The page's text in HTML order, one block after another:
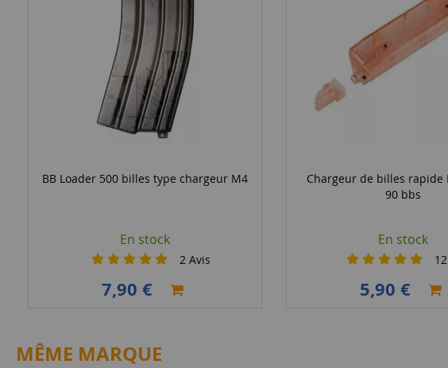
BB Loader 500 billes type chargeur M4
En stock
2 Avis
7,90 €
Chargeur de billes rapide
90 bbs
En stock
12
5,90 €
MÊME MARQUE